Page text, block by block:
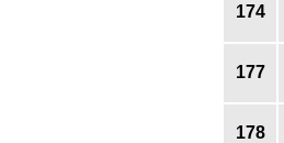
174
177
178